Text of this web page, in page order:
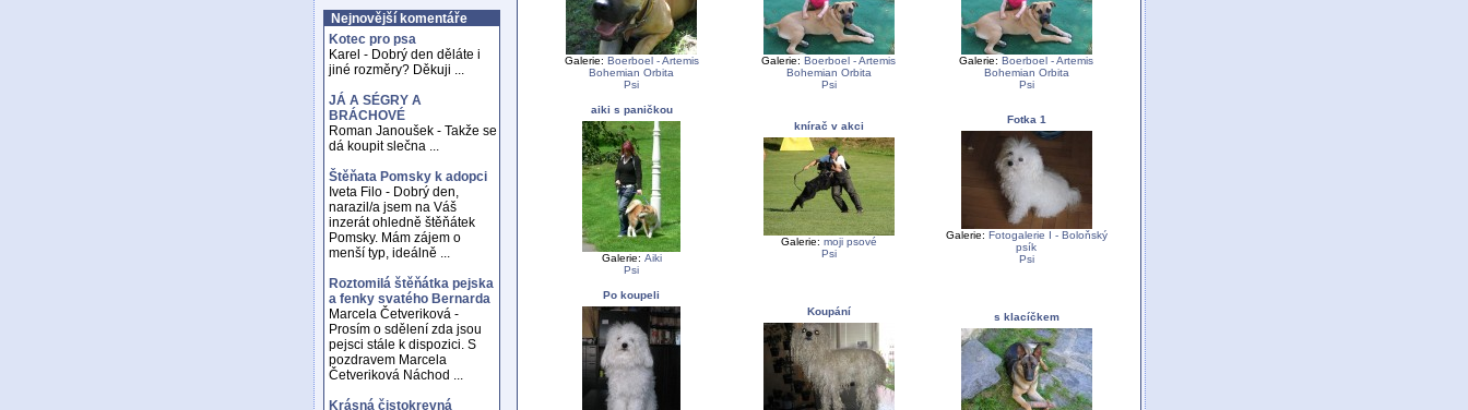
Nejnovější komentáře
Kotec pro psa
Karel - Dobrý den děláte i
jiné rozměry? Děkuji ...
JÁ A SÉGRY A
BRÁCHOVÉ
Roman Janoušek - Takže se
dá koupit slečna ...
Štěňata Pomsky k adopci
Iveta Filo - Dobrý den,
narazil/a jsem na Váš
inzerát ohledně štěňátek
Pomsky. Mám zájem o
menší typ, ideálně ...
Roztomilá štěňátka pejska
a fenky svatého Bernarda
Marcela Četveriková -
Prosím o sdělení zda jsou
pejsci stále k dispozici. S
pozdravem Marcela
Četveriková Náchod ...
Krásná čistokrevná
Galerie: Boerboel - Artemis
Bohemian Orbita
Psi
Galerie: Boerboel - Artemis
Bohemian Orbita
Psi
Galerie: Boerboel - Artemis
Bohemian Orbita
Psi
aiki s paničkou
Galerie: Aiki
Psi
knírač v akci
Galerie: moji psové
Psi
Fotka 1
Galerie: Fotogalerie I - Boloňský
psík
Psi
Po koupeli
Koupání
s klacíčkem